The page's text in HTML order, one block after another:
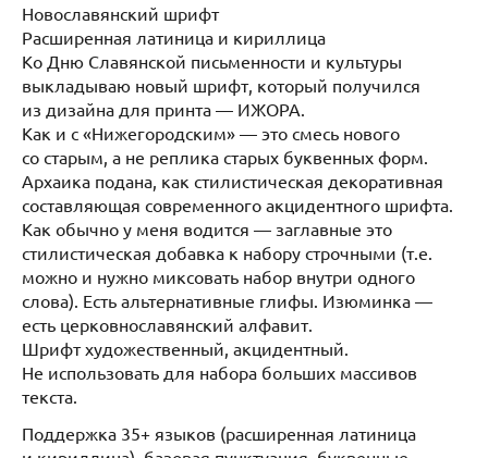
Новославянский шрифт
Расширенная латиница и кириллица
Ко Дню Славянской письменности и культуры
выкладываю новый шрифт, который получился
из дизайна для принта — ИЖОРА.
Как и с «Нижегородским» — это смесь нового
со старым, а не реплика старых буквенных форм.
Архаика подана, как стилистическая декоративная
составляющая современного акцидентного шрифта.
Как обычно у меня водится — заглавные это
стилистическая добавка к набору строчными (т.е.
можно и нужно миксовать набор внутри одного
слова). Есть альтернативные глифы. Изюминка —
есть церковнославянский алфавит.
Шрифт художественный, акцидентный.
Не использовать для набора больших массивов
текста.
Поддержка 35+ языков (расширенная латиница